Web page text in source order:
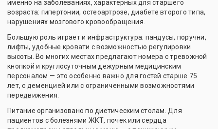
именно на заболеваниях, характерных для старшего
возраста: гипертонии, остеоартрозе, диабете второго типа,
нарушениях мозгового кровообращения.
Большую роль играет и инфраструктура: пандусы, поручни,
лифты, удобные кровати с возможностью регулировки
высоты. Во многих местах предлагают номера с тревожной
кнопкой и круглосуточным дежурным медицинским
персоналом — это особенно важно для гостей старше 75
лет, с деменцией или с ограниченными возможностями
передвижения.
Питание организовано по диетическим столам. Для
пациентов с болезнями ЖКТ, почек или сердца